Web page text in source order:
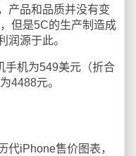
产品和品质并没有变
但是5C的生产制造成
润源于此。
机为549美元（折合
4488元。
iPhone售价图表，